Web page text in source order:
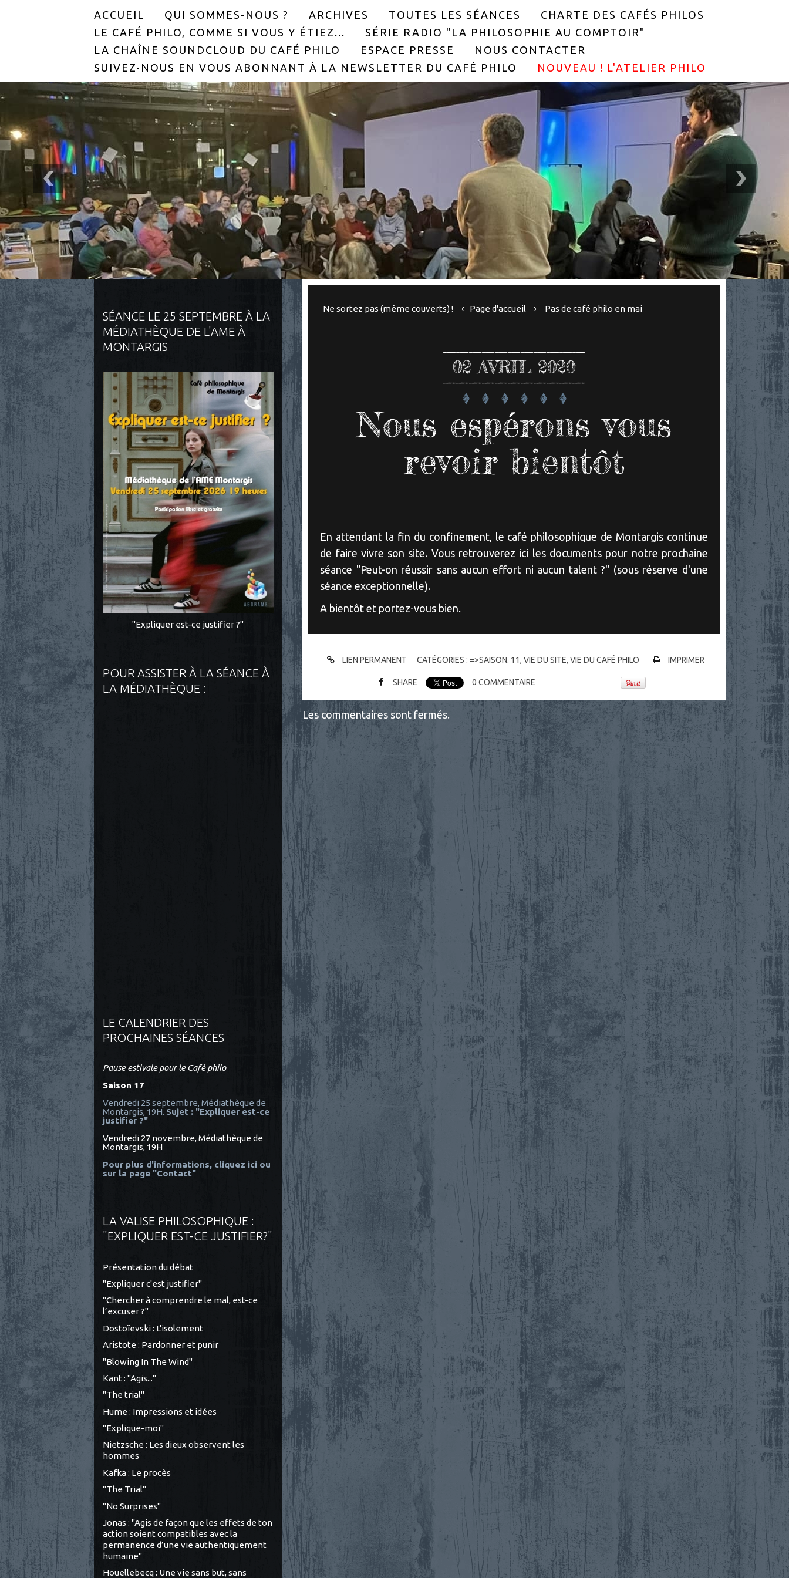
ACCUEIL QUI SOMMES-NOUS ? ARCHIVES TOUTES LES SÉANCES
CHARTE DES CAFÉS PHILOS
LE CAFÉ PHILO, COMME SI VOUS Y ÉTIEZ...
SÉRIE RADIO "LA PHILOSOPHIE AU COMPTOIR"
LA CHAÎNE SOUNDCLOUD DU CAFÉ PHILO
ESPACE PRESSE
NOUS CONTACTER
SUIVEZ-NOUS EN VOUS ABONNANT À LA NEWSLETTER DU CAFÉ PHILO
NOUVEAU ! L'ATELIER PHILO
SÉANCE LE 25 SEPTEMBRE À LA
MÉDIATHÈQUE DE L'AME À
MONTARGIS
"Expliquer est-ce justifier ?"
POUR ASSISTER À LA SÉANCE À
LA MÉDIATHÈQUE :
LE CALENDRIER DES
PROCHAINES SÉANCES
Pause estivale pour le Café philo
Saison 17
Vendredi 25 septembre, Médiathèque de
Montargis, 19H. Sujet : "Expliquer est-ce
justifier ?"
Vendredi 27 novembre, Médiathèque de
Montargis, 19H
Pour plus d'informations, cliquez ici ou
sur la page "Contact"
LA VALISE PHILOSOPHIQUE :
"EXPLIQUER EST-CE JUSTIFIER?"
Présentation du débat
"Expliquer c'est justifier"
"Chercher à comprendre le mal, est-ce
l’excuser ?"
Dostoïevski : L'isolement
Aristote : Pardonner et punir
"Blowing In The Wind"
Kant : "Agis..."
"The trial"
Hume : Impressions et idées
"Explique-moi"
Nietzsche : Les dieux observent les
hommes
Kafka : Le procès
"The Trial"
"No Surprises"
Jonas : "Agis de façon que les effets de ton
action soient compatibles avec la
permanence d’une vie authentiquement
humaine"
Houellebecq : Une vie sans but, sans
Ne sortez pas (même couverts) ! Page d'accueil Pas de café philo en mai
02 AVRIL 2020
Nous espérons vous
revoir bientôt
En attendant la fin du confinement, le café philosophique de Montargis continue
de faire vivre son site. Vous retrouverez ici les documents pour notre prochaine
séance "Peut-on réussir sans aucun effort ni aucun talent ?" (sous réserve d'une
séance exceptionnelle).
A bientôt et portez-vous bien.
LIEN PERMANENT CATÉGORIES : =>SAISON. 11,VIE DU SITE, VIE DU CAFÉ PHILO IMPRIMER
SHARE 0 COMMENTAIRE
Les commentaires sont fermés.